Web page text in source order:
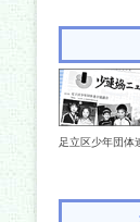
足立区少年団体